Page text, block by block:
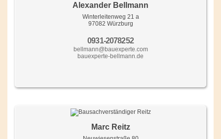
Alexander Bellmann
Winterleitenweg 21 a
97082 Würzburg
0931-2078252
bellmann@bauexperte.com
bauexperte-bellmann.de
Marc Reitz